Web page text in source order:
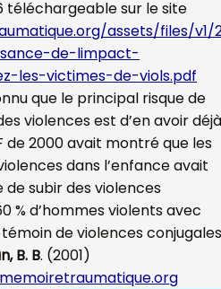
téléchargeable sur le site
assets/files/v1/
de-limpact-
les-victimes-de-viols.pdf
que le principal risque de
violences est d’en avoir déjà
de 2000 avait montré que les
dans l’enfance avait
de subir des violences
% d’hommes violents avec
de violences conjugales
B. B. (2001)
memoiretraumatique.org